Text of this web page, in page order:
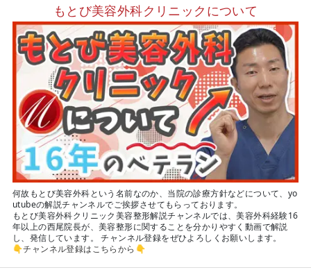
もとび美容外科クリニックについて
何故もとび美容外科という名前なのか、当院の診療方針などについて、yo
utubeの解説チャンネルでご挨拶させてもらっております。
もとび美容外科クリニック美容整形解説チャンネルでは、美容外科経験16
年以上の西尾院長が、美容整形に関することを分かりやすく動画で解説
し、発信しています。 チャンネル登録をぜひよろしくお願いします。
👇チャンネル登録はこちらから 👇